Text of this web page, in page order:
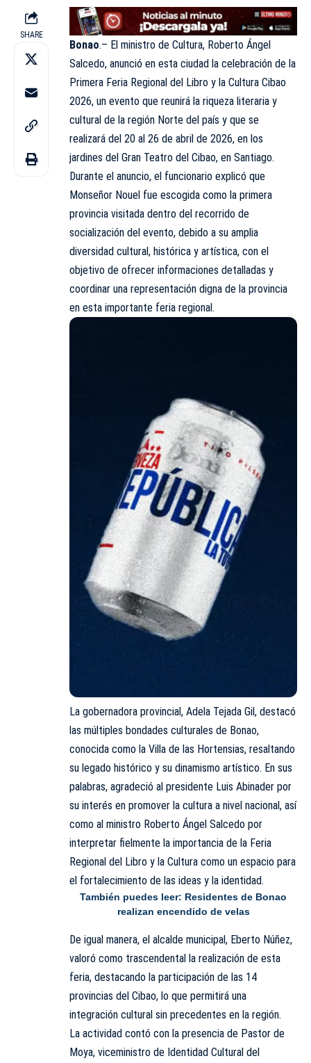
SHARE
Bonao.– El ministro de Cultura, Roberto Ángel
Salcedo, anunció en esta ciudad la celebración de la
Primera Feria Regional del Libro y la Cultura Cibao
2026, un evento que reunirá la riqueza literaria y
cultural de la región Norte del país y que se
realizará del 20 al 26 de abril de 2026, en los
jardines del Gran Teatro del Cibao, en Santiago.
Durante el anuncio, el funcionario explicó que
Monseñor Nouel fue escogida como la primera
provincia visitada dentro del recorrido de
socialización del evento, debido a su amplia
diversidad cultural, histórica y artística, con el
objetivo de ofrecer informaciones detalladas y
coordinar una representación digna de la provincia
en esta importante feria regional.
La gobernadora provincial, Adela Tejada Gil, destacó
las múltiples bondades culturales de Bonao,
conocida como la Villa de las Hortensias, resaltando
su legado histórico y su dinamismo artístico. En sus
palabras, agradeció al presidente Luis Abinader por
su interés en promover la cultura a nivel nacional, así
como al ministro Roberto Ángel Salcedo por
interpretar fielmente la importancia de la Feria
Regional del Libro y la Cultura como un espacio para
el fortalecimiento de las ideas y la identidad.
También puedes leer: Residentes de Bonao
realizan encendido de velas
De igual manera, el alcalde municipal, Eberto Núñez,
valoró como trascendental la realización de esta
feria, destacando la participación de las 14
provincias del Cibao, lo que permitirá una
integración cultural sin precedentes en la región.
La actividad contó con la presencia de Pastor de
Moya, viceministro de Identidad Cultural del